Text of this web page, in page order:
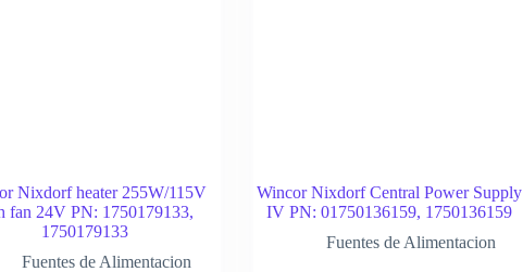
Nixdorf heater 255W/115V
fan 24V PN: 1750179133,
1750179133
Fuentes de Alimentacion
Wincor Nixdorf Central Power Supply
IV PN: 01750136159, 1750136159
Fuentes de Alimentacion